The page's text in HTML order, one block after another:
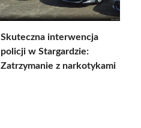
Skuteczna interwencja
policji w Stargardzie:
Zatrzymanie z narkotykami